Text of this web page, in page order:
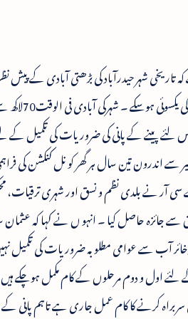
تعمیر بہت
آبادی1.42کروڑ ہوجائے اس لئے پینے کے پانی کی ضروریات
اندرون تین سال ہر گھر کو نل کنکشن کی
سی آر نے بلدی نظم و نسق اور شہری
جائزہ حاصل کیا ۔ انہو ں نے کہا کہ عثمان
ذخائر آب سے عوامی مطلوبہ ضروریات کی
لئے اول و دوم مرحلوں کے کام مکمل
کرنے کا کام عمل جاری ہے تاہم